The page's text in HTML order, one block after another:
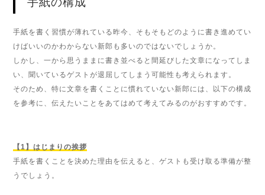
手紙を書く習慣が薄れている昨今、そもそもどのように書き進めてい
けばいいのかわからない新郎も多いのではないでしょうか。
しかし、一から思うままに書き並べると間延びした文章になってしま
い、聞いているゲストが退屈してしまう可能性も考えられます。
そのため、特に文章を書くことに慣れていない新郎には、以下の構成
を参考に、伝えたいことをあてはめて考えてみるのがおすすめです。
【1】はじまりの挨拶
手紙を書くことを決めた理由を伝えると、ゲストも受け取る準備が整
うでしょう。